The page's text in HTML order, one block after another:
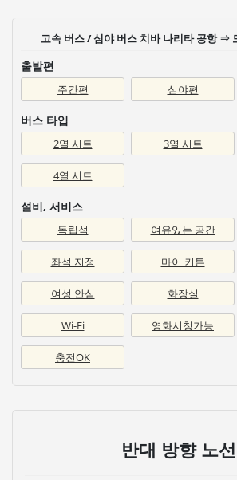
고속 버스 / 심야 버스 치바 나리타 공항 ⇒
출발편
주간편 심야편
버스 타입
2열 시트 3열 시트
4열 시트
설비, 서비스
독립석 여유있는 공간
좌석 지정 마이 커튼
여성 안심 화장실
Wi-Fi 영화시청가능
충전OK
반대 방향 노선